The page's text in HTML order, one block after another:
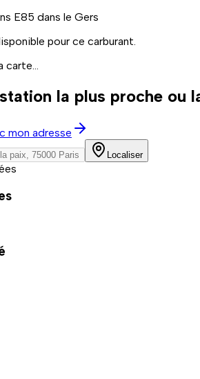
E85 dans le Gers
pour ce carburant.
carte...
la plus proche ou
mon adresse
Localiser